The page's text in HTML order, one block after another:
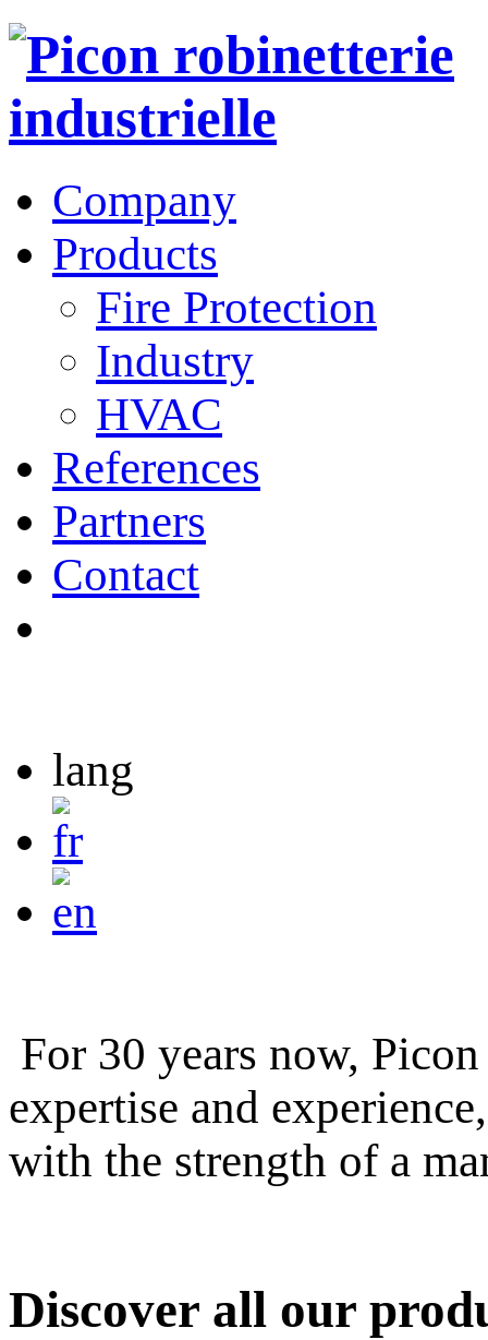
Company
Products
Fire Protection
Industry
HVAC
References
Partners
Contact
lang
For 30 years now,
expertise and
with the strength of a
Discover all our